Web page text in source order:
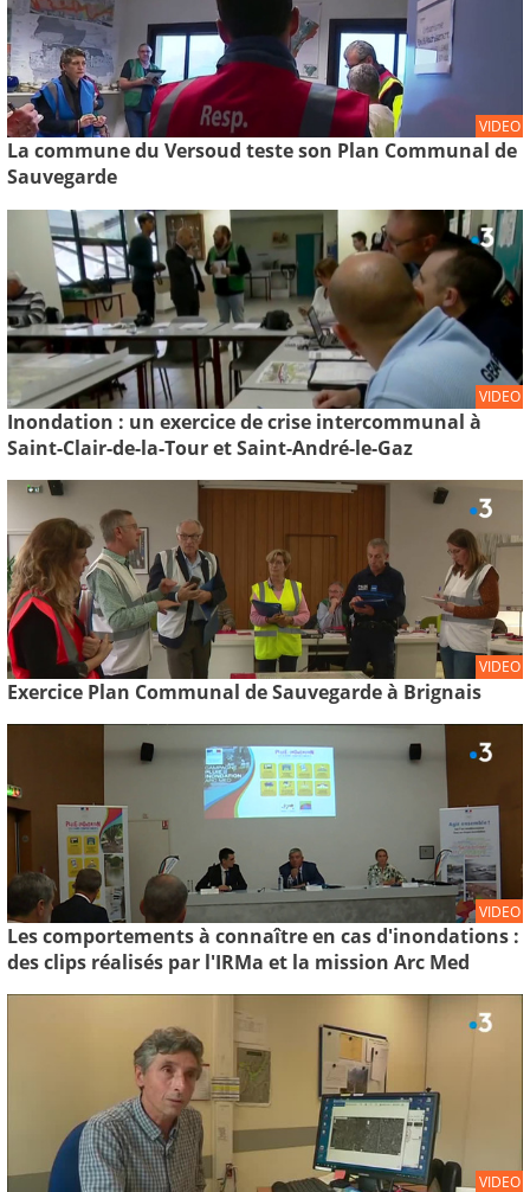
VIDEO
La commune du Versoud teste son Plan Communal de
Sauvegarde
VIDEO
Inondation : un exercice de crise intercommunal à
Saint-Clair-de-la-Tour et Saint-André-le-Gaz
VIDEO
Exercice Plan Communal de Sauvegarde à Brignais
VIDEO
Les comportements à connaître en cas d'inondations :
des clips réalisés par l'IRMa et la mission Arc Med
VIDEO